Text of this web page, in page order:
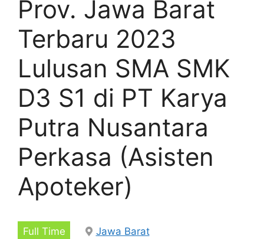
Prov. Jawa Barat
Terbaru 2023
Lulusan SMA SMK
D3 S1 di PT Karya
Putra Nusantara
Perkasa (Asisten
Apoteker)
Full Time
Jawa Barat